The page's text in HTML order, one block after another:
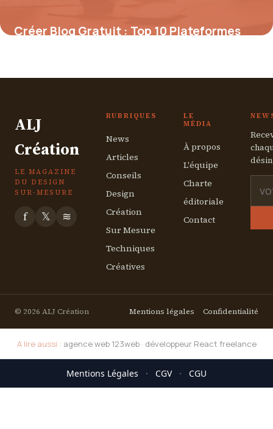
Créer Blog Gratuit : Top 10 Plateformes
ALJ
Création
LE MAGAZINE
DU DESIGN
SUR-MESURE
f 𝕏 ≋
RUBRIQUES
News
Articles
Conseils
Design
Création
Sur Mesure
Techniques
Créatives
LE
MÉDIA
À propos
L'équipe
Charte
éditoriale
Contact
© 2026 ALJ Création Mentions légales Confidentialité
A lire aussi : agence web 123web· développeur React freelance
Mentions Légales · CGV · CGU